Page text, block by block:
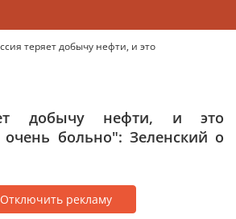
теряет добычу нефти, и это
добычу нефти, и это
очень больно": Зеленский о
Отключить рекламу